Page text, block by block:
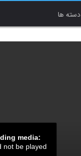
دسته ها
media:
not be played